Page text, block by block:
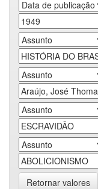
Retornar valores